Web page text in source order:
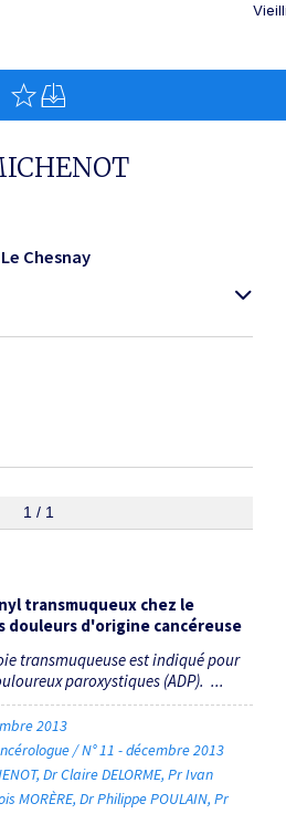
Le Chesnay
1 / 1
transmuqueux chez le
d'origine cancéreuse
transmuqueuse est indiqué pour
paroxystiques (ADP). ...
2013
/ N° 11 - décembre 2013
Dr Claire DELORME Pr Ivan
MORÈRE Dr Philippe POULAIN Pr